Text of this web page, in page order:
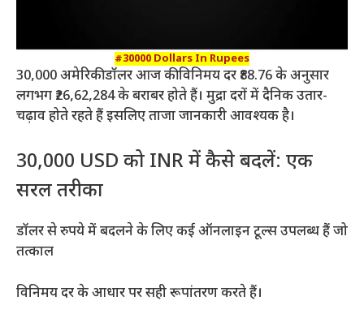
#30000 Dollars In Rupees
30,000 अमेरिकी डॉलर आज की विनिमय दर ₹88.76 के अनुसार
लगभग ₹26,62,284 के बराबर होते हैं। मुद्रा दरों में दैनिक उतार-
चढ़ाव होते रहते हैं इसलिए ताजा जानकारी आवश्यक है।
30,000 USD को INR में कैसे बदलें: एक
सरल तरीका
डॉलर से रुपये में बदलने के लिए कई ऑनलाइन टूल्स उपलब्ध हैं जो
तत्काल
विनिमय दर के आधार पर सही रूपांतरण करते हैं।